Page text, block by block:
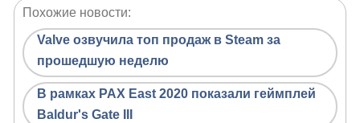
Похожие новости:
Valve озвучила топ продаж в Steam за
прошедшую неделю
В рамках PAX East 2020 показали геймплей
Baldur's Gate III